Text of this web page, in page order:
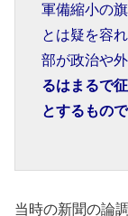
軍備縮小の
とは疑を容
部が政治や
るはまるで
とするもの
当時の新聞の論